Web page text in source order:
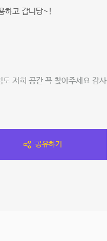
하고 갑니당~!
저희 공간 꼭 찾아주세요 감사
공유하기